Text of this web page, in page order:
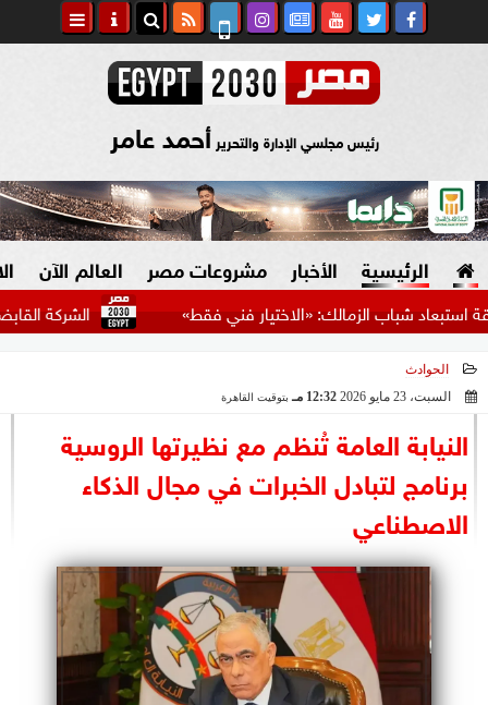
رئيس مجلسي الإدارة والتحرير أحمد عامر
الرئيسية الأخبار
السياسة
الرئاسة
البرلمان
الوزارات
الأحزاب
مشروعات مصر العالم الآن
الشركة القابضة للنقل الزمالك: «الاختيار فني فقط»
الحوادث
السبت، 23 مايو 2026
12:32 مـ بتوقيت القاهرة
النيابة العامة تُنظم مع نظيرتها الروسية
برنامج لتبادل الخبرات في مجال الذكاء
الاصطناعي